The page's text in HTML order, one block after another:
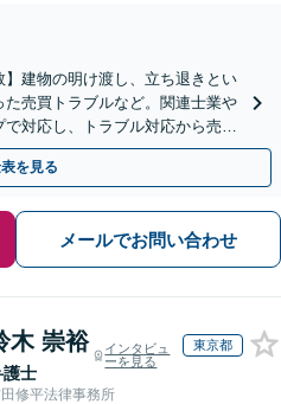
】建物の明け渡し、立ち退きとい
売買トラブルなど。関連士業や
対応し、トラブル対応から売却
を見る
メールでお問い合わせ
木 崇裕
護士
インタビュ
ーを見る
東京都
修平法律事務所